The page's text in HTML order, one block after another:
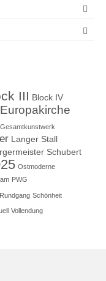
III Block IV
Europakirche
Gesamtkunstwerk
Langer Stall
Schubert
Ostmoderne
PWG
Rundgang Schönheit
Vollendung